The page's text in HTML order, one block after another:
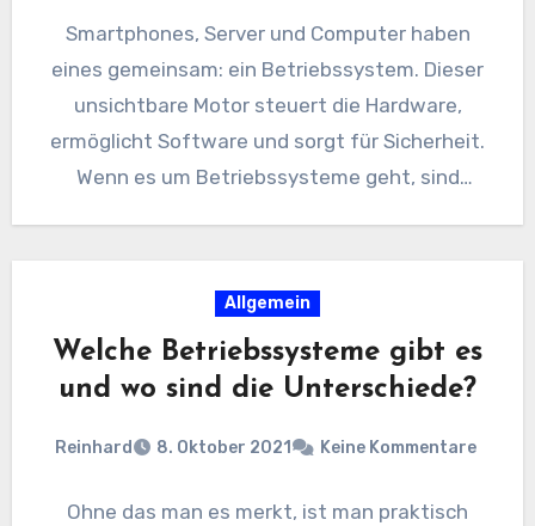
Smartphones, Server und Computer haben
eines gemeinsam: ein Betriebssystem. Dieser
unsichtbare Motor steuert die Hardware,
ermöglicht Software und sorgt für Sicherheit.
Wenn es um Betriebssysteme geht, sind
Allgemein
Welche Betriebssysteme gibt es
und wo sind die Unterschiede?
Reinhard 8. Oktober 2021 Keine Kommentare
Ohne das man es merkt, ist man praktisch